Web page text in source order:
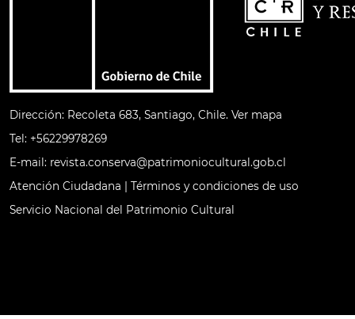
Dirección: Recoleta 683, Santiago, Chile. Ver mapa
Tel: +56229978269​
E-mail: revista.conserva@patrimoniocultural.gob.cl
Atención Ciudadana
Términos y condiciones de uso
Servicio Nacional del Patrimonio Cultural